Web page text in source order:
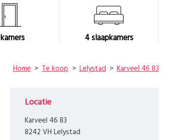
kamers 4slaapkamers
Home Te koop Lelystad Karveel 46 83
Locatie
Karveel 46 83
8242 VH Lelystad